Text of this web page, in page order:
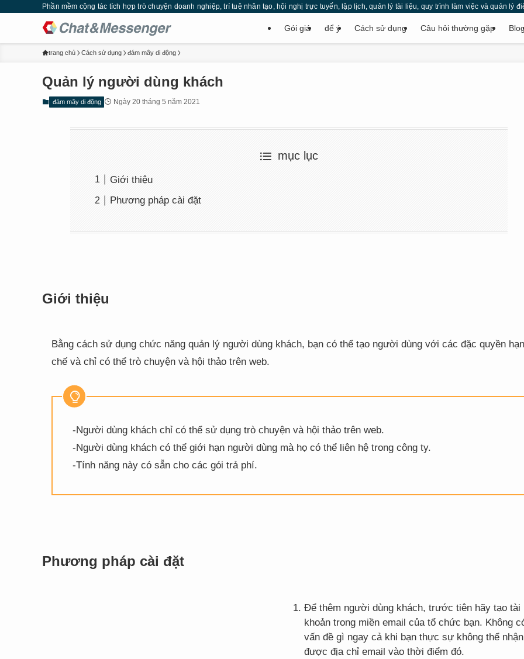
Phần mềm cộng tác tích hợp trò chuyện doanh nghiệp, trí tuệ nhân tạo, hội nghị trực tuyến, lập lịch, quản lý tài liệu, quy trình làm việc và quản lý
Gói giá để ý Cách sử dụng Câu hỏi thường gặp
trang chủ Cách sử dụng đám mây di động
Quản lý người dùng khách
đám mây di động Ngày 20 tháng 5 năm 2021
mục lục
Giới thiệu
Phương pháp cài đặt
Giới thiệu
Bằng cách sử dụng chức năng quản lý người dùng khách, bạn có thể tạo người dùng với các đặc quyền hạn
chế và chỉ có thể trò chuyện và hội thảo trên web.
-Người dùng khách chỉ có thể sử dụng trò chuyện và hội thảo trên web.
-Người dùng khách có thể giới hạn người dùng mà họ có thể liên hệ trong công ty.
-Tính năng này có sẵn cho các gói trả phí.
Phương pháp cài đặt
Để thêm người dùng khách, trước tiên hãy tạo tài
khoản trong miền email của tổ chức bạn. Không
vấn đề gì ngay cả khi bạn thực sự không thể nhận
được địa chỉ email vào thời điểm đó.